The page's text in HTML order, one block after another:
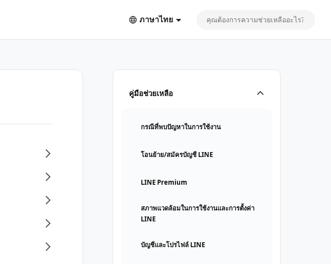
ภาษาไทย
คู่มือช่วยเหลือ
กรณีที่พบปัญหาในการใช้งาน
โอนย้าย/สมัครบัญชี LINE
LINE Premium
สภาพแวดล้อมในการใช้งานและการตั้งค่า
LINE
บัญชีและโปรไฟล์ LINE